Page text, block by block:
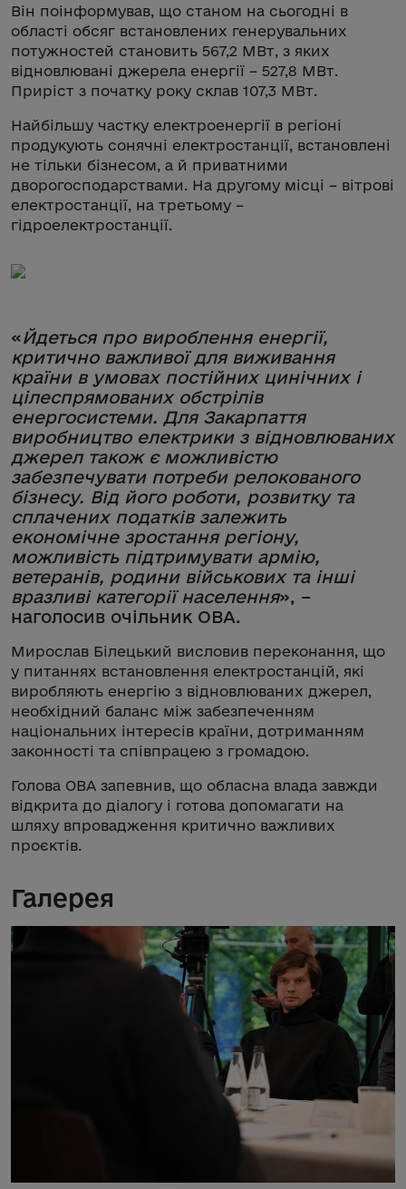
Він поінформував, що станом на сьогодні в
області обсяг встановлених генерувальних
потужностей становить 567,2 МВт, з яких
відновлювані джерела енергії – 527,8 МВт.
Приріст з початку року склав 107,3 МВт.
Найбільшу частку електроенергії в регіоні
продукують сонячні електростанції, встановлені
не тільки бізнесом, а й приватними
дворогосподарствами. На другому місці – вітрові
електростанції, на третьому –
гідроелектростанції.
«Йдеться про вироблення енергії,
критично важливої для виживання
країни в умовах постійних цинічних і
цілеспрямованих обстрілів
енергосистеми. Для Закарпаття
виробництво електрики з відновлюваних
джерел також є можливістю
забезпечувати потреби релокованого
бізнесу. Від його роботи, розвитку та
сплачених податків залежить
економічне зростання регіону,
можливість підтримувати армію,
ветеранів, родини військових та інші
вразливі категорії населення», –
наголосив очільник ОВА.
Мирослав Білецький висловив переконання, що
у питаннях встановлення електростанцій, які
виробляють енергію з відновлюваних джерел,
необхідний баланс між забезпеченням
національних інтересів країни, дотриманням
законності та співпрацею з громадою.
Голова ОВА запевнив, що обласна влада завжди
відкрита до діалогу і готова допомагати на
шляху впровадження критично важливих
проєктів.
Галерея